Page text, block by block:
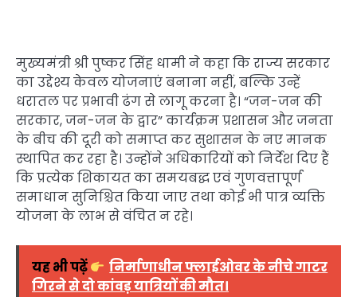
मुख्यमंत्री श्री पुष्कर सिंह धामी ने कहा कि राज्य सरकार
का उद्देश्य केवल योजनाएं बनाना नहीं, बल्कि उन्हें
धरातल पर प्रभावी ढंग से लागू करना है। “जन-जन की
सरकार, जन-जन के द्वार” कार्यक्रम प्रशासन और जनता
के बीच की दूरी को समाप्त कर सुशासन के नए मानक
स्थापित कर रहा है। उन्होंने अधिकारियों को निर्देश दिए हैं
कि प्रत्येक शिकायत का समयबद्ध एवं गुणवत्तापूर्ण
समाधान सुनिश्चित किया जाए तथा कोई भी पात्र व्यक्ति
योजना के लाभ से वंचित न रहे।
यह भी पढ़ें
निर्माणाधीन फ्लाईओवर के नीचे गाटर
गिरने से दो कांवड़ यात्रियों की मौत।